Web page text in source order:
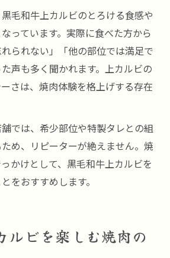
毛和牛上カルビのとろける食感や
っています。実際に食べた方から
られない」「他の部位では満足で
声も多く聞かれます。上カルビの
さは、焼肉体験を格上げする存在
では、希少部位や特製タレとの組
め、リピーターが絶えません。焼
かけとして、黒毛和牛上カルビを
をおすすめします。
ルビを楽しむ焼肉の